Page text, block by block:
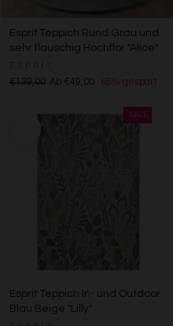
Esprit Teppich Rund Grau und
sehr flauschig Hochflor "Alice"
€139,00 Ab €49,00 65% gespart
Esprit Teppich In- und Outdoor
Blau Beige "Lilly"